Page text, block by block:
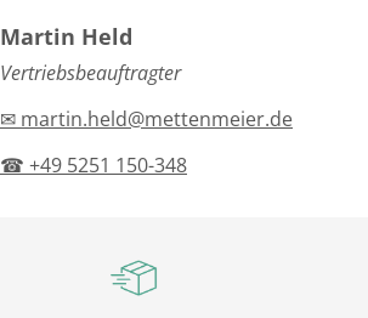
Martin Held
Vertriebsbeauftragter
✉ martin.held@mettenmeier.de
☎ +49 5251 150-348